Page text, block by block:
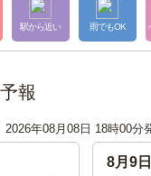
駅から近い 雨でもOK
報
2026年08月08日 18時00分
8月9